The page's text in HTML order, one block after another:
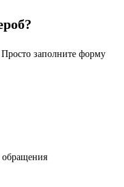
Просто заполните форму
обращения